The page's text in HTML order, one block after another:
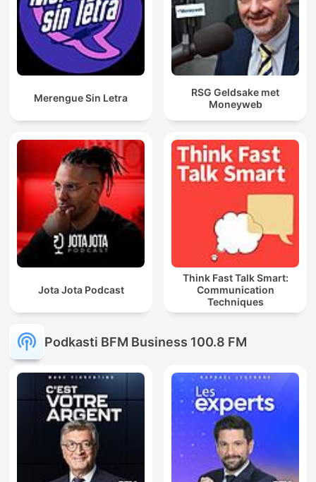
Merengue Sin Letra
RSG Geldsake met
Moneyweb
Jota Jota Podcast
Think Fast Talk Smart:
Communication
Techniques
Podkasti BFM Business 100.8 FM